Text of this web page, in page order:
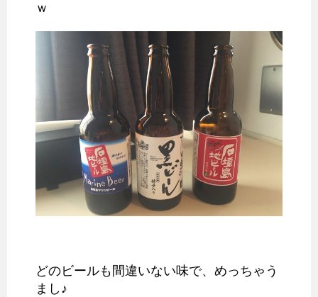
ｗ
どのビールも間違いない味で、めっちゃう
まし♪